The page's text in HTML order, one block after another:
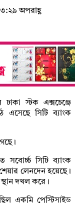
অপরাহ্ণ
ঢাকা স্টক এক্সচেঞ্জে
এসেছে সিটি ব্যাংক
সিটি ব্যাংক
লেনদেন হয়েছে।
দখল করে।
একমি পেস্টিসাইড